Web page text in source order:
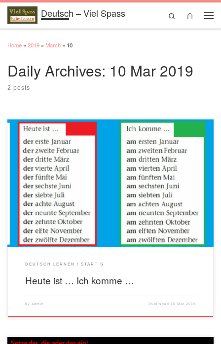
Skip to contentDeutsch – Viel Spass
Search
Home » 2019 » March » 10
Daily Archives: 10 Mar 2019
2 posts
DEUTSCH LERNEN START S
Heute ist … Ich komme …
by admin Published 10 Mar 2019